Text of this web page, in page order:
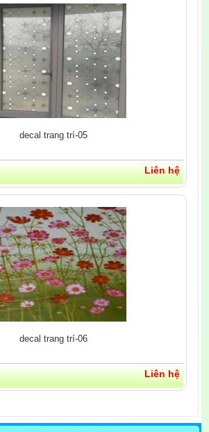
decal trang trí-05
Liên hệ
decal trang trí-06
Liên hệ